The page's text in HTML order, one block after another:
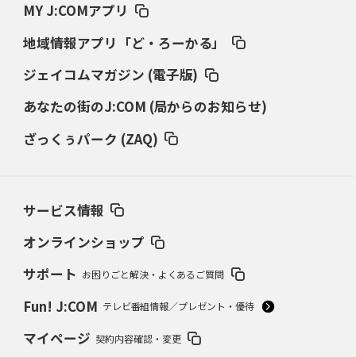
MY J:COMアプリ
地域情報アプリ「ど・ろーかる」
ジェイコムマガジン (電子版)
あなたの街のJ:COM (局からのお知らせ)
ざっくぅパーク (ZAQ)
サービス情報
オンラインショップ
サポート お困りごと解決・よくあるご質問
Fun! J:COM テレビ番組情報／プレゼント・優待
マイページ 契約内容確認・変更